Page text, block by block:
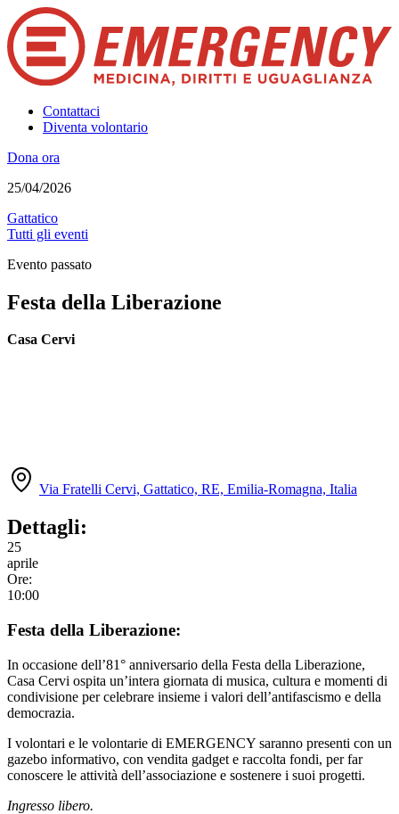
Contattaci
Diventa volontario
Dona ora
25/04/2026
Gattatico
Tutti gli eventi
Evento passato
Festa della Liberazione
Casa Cervi
Via Fratelli Cervi, Gattatico, RE, Emilia-Romagna, Italia
Dettagli:
25
aprile
Ore:
10:00
Festa della Liberazione:
In occasione dell’81° anniversario della Festa della Liberazione,
Casa Cervi ospita un’intera giornata di musica, cultura e momenti di
condivisione per celebrare insieme i valori dell’antifascismo e della
democrazia.
I volontari e le volontarie di EMERGENCY saranno presenti con un
gazebo informativo, con vendita gadget e raccolta fondi, per far
conoscere le attività dell’associazione e sostenere i suoi progetti.
Ingresso libero.